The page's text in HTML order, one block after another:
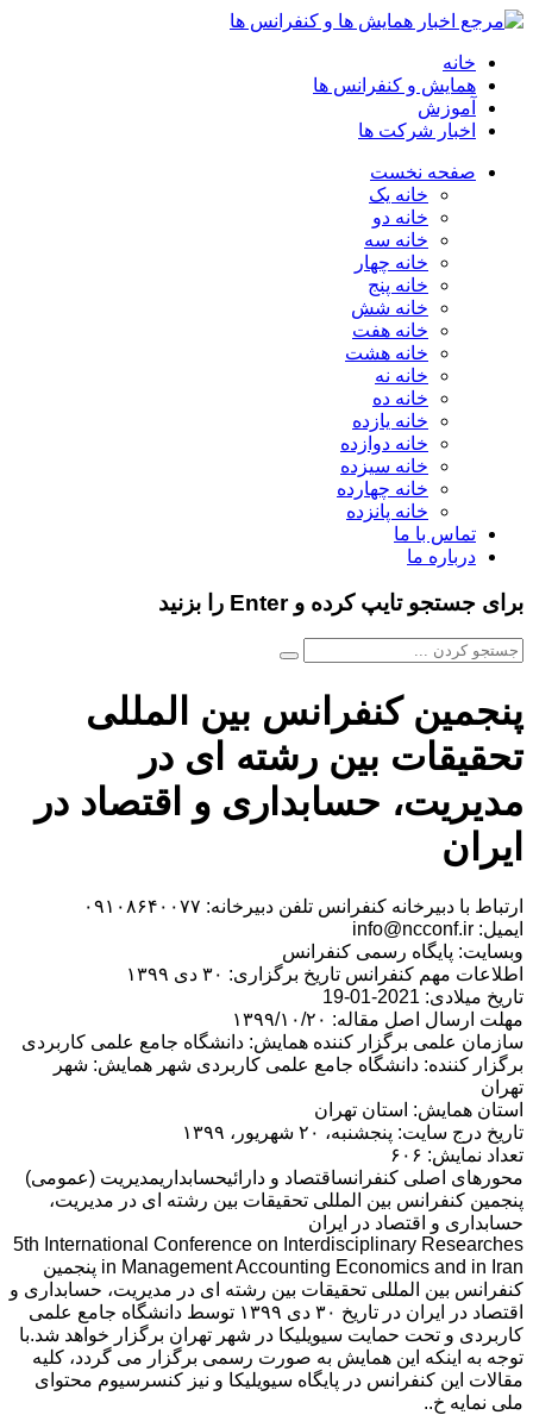
خانه
همایش و کنفرانس ها
آموزش
اخبار شرکت ها
صفحه نخست
خانه یک
خانه دو
خانه سه
خانه چهار
خانه پنج
خانه شش
خانه هفت
خانه هشت
خانه نه
خانه ده
خانه یازده
خانه دوازده
خانه سیزده
خانه چهارده
خانه پانزده
تماس با ما
درباره ما
برای جستجو تایپ کرده و Enter را بزنید
پنجمین کنفرانس بین المللی
تحقیقات بین رشته ای در
مدیریت، حسابداری و اقتصاد در
ایران
ارتباط با دبیرخانه کنفرانس تلفن دبیرخانه: ۰۹۱۰۸۶۴۰۰۷۷
ایمیل: info@ncconf.ir
وبسایت: پایگاه رسمی کنفرانس
اطلاعات مهم کنفرانس تاریخ برگزاری: ۳۰ دی ۱۳۹۹
تاریخ میلادی: 2021-01-19
مهلت ارسال اصل مقاله: ۱۳۹۹/۱۰/۲۰
سازمان علمی برگزار کننده همایش: دانشگاه جامع علمی کاربردی
برگزار کننده: دانشگاه جامع علمی کاربردی شهر همایش: شهر
تهران
استان همایش: استان تهران
تاریخ درج سایت: پنجشنبه، ۲۰ شهریور، ۱۳۹۹
تعداد نمایش: ۶۰۶
محورهای اصلی کنفرانساقتصاد و دارائیحسابداریمدیریت (عمومی)
پنجمین کنفرانس بین المللی تحقیقات بین رشته ای در مدیریت،
حسابداری و اقتصاد در ایران
5th International Conference on Interdisciplinary Researches
in Management Accounting Economics and in Iran پنجمین
کنفرانس بین المللی تحقیقات بین رشته ای در مدیریت، حسابداری و
اقتصاد در ایران در تاریخ ۳۰ دی ۱۳۹۹ توسط دانشگاه جامع علمی
کاربردی و تحت حمایت سیویلیکا در شهر تهران برگزار خواهد شد.با
توجه به اینکه این همایش به صورت رسمی برگزار می گردد، کلیه
مقالات این کنفرانس در پایگاه سیویلیکا و نیز کنسرسیوم محتوای
ملی نمایه خ..